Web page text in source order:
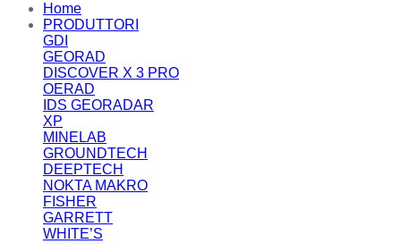
Home
PRODUTTORI
GDI
GEORAD
DISCOVER X 3 PRO
OERAD
IDS GEORADAR
XP
MINELAB
GROUNDTECH
DEEPTECH
NOKTA MAKRO
FISHER
GARRETT
WHITE’S